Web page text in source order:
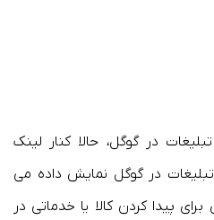
در گوگل، حالا کنار لینک
در گوگل نمایش داده می
پیدا کردن کالا یا خدماتی در